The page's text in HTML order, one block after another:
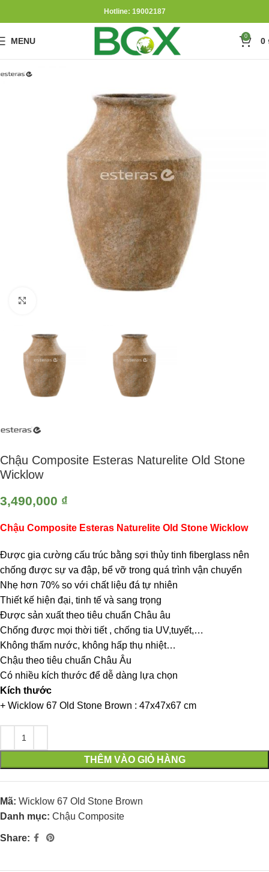
Hotline: 19002187
MENU 0 0
Chậu Composite Esteras Naturelite Old Stone
Wicklow
3,490,000 ₫
Chậu Composite Esteras Naturelite Old Stone Wicklow
Được gia cường cấu trúc bằng sợi thủy tinh fiberglass nên
chống được sự va đập, bể vỡ trong quá trình vận chuyển
Nhẹ hơn 70% so với chất liệu đá tự nhiên
Thiết kế hiện đại, tinh tế và sang trọng
Được sản xuất theo tiêu chuẩn Châu âu
Chống được mọi thời tiết , chống tia UV,tuyết,…
Không thấm nước, không hấp thụ nhiệt…
Chậu theo tiêu chuẩn Châu Âu
Có nhiều kích thước để dễ dàng lựa chọn
Kích thước
+ Wicklow 67 Old Stone Brown : 47x47x67 cm
THÊM VÀO GIỎ HÀNG
Mã: Wicklow 67 Old Stone Brown
Danh mục: Chậu Composite
Share: